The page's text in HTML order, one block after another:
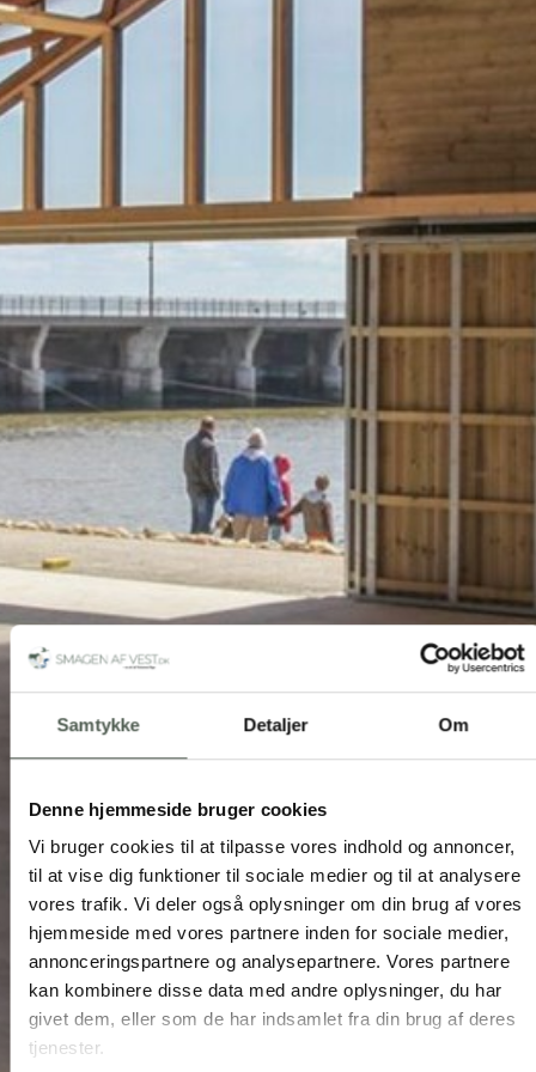
Samtykke Detaljer Om
Denne hjemmeside bruger cookies
Vi bruger cookies til at tilpasse vores indhold og annoncer,
til at vise dig funktioner til sociale medier og til at analysere
vores trafik. Vi deler også oplysninger om din brug af vores
hjemmeside med vores partnere inden for sociale medier,
annonceringspartnere og analysepartnere. Vores partnere
kan kombinere disse data med andre oplysninger, du har
givet dem, eller som de har indsamlet fra din brug af deres
tjenester.